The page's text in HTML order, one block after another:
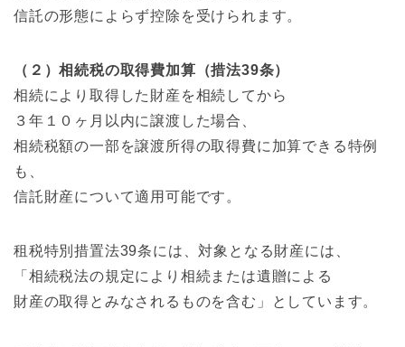
信託の形態によらず控除を受けられます。
（２）相続税の取得費加算（措法39条）
相続により取得した財産を相続してから
３年１０ヶ月以内に譲渡した場合、
相続税額の一部を譲渡所得の取得費に加算できる特例
も、
信託財産について適用可能です。
租税特別措置法39条には、対象となる財産には、
「相続税法の規定により相続または遺贈による
財産の取得とみなされるものを含む」としています。